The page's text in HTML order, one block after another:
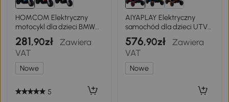
HOMCOM Elektryczny
motocykl dla dzieci BMW
S1000RR 6V z reflektorem i
muzyką 2,5 km/h dla dzieci
18–36 miesięcy Niebieski
281,90zł
Zawiera
VAT
Nowe
5
AIYAPLAY Elektryczny
samochód dla dzieci UTV
12V z 2 silnikami pilot 2,4G
prędkość do 7 km/h system
zawieszenia Różowy
576,90zł
Zawiera
VAT
Nowe